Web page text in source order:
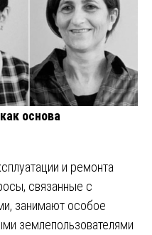
основа
и ремонта
связанные с
занимают особое
землепользователями